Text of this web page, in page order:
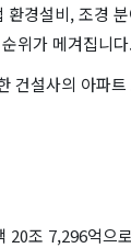
경설비, 조경
위가 메겨집니다.
건설사의 아파
20조 7,296억으